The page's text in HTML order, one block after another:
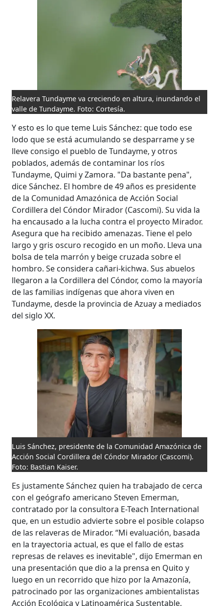
Relavera Tundayme va creciendo en altura, inundando el
valle de Tundayme. Foto: Cortesía.
Y esto es lo que teme Luis Sánchez: que todo ese
lodo que se está acumulando se desparrame y se
lleve consigo el pueblo de Tundayme, y otros
poblados, además de contaminar los ríos
Tundayme, Quimi y Zamora. "Da bastante pena",
dice Sánchez. El hombre de 49 años es presidente
de la Comunidad Amazónica de Acción Social
Cordillera del Cóndor Mirador (Cascomi). Su vida la
ha encausado a la lucha contra el proyecto Mirador.
Asegura que ha recibido amenazas. Tiene el pelo
largo y gris oscuro recogido en un moño. Lleva una
bolsa de tela marrón y beige cruzada sobre el
hombro. Se considera cañari-kichwa. Sus abuelos
llegaron a la Cordillera del Cóndor, como la mayoría
de las familias indígenas que ahora viven en
Tundayme, desde la provincia de Azuay a mediados
del siglo XX.
Luis Sánchez, presidente de la Comunidad Amazónica de
Acción Social Cordillera del Cóndor Mirador (Cascomi).
Foto: Bastian Kaiser.
Es justamente Sánchez quien ha trabajado de cerca
con el geógrafo americano Steven Emerman,
contratado por la consultora E-Teach International
que, en un estudio advierte sobre el posible colapso
de las relaveras de Mirador. “Mi evaluación, basada
en la trayectoria actual, es que el fallo de estas
represas de relaves es inevitable", dijo Emerman en
una presentación que dio a la prensa en Quito y
luego en un recorrido que hizo por la Amazonía,
patrocinado por las organizaciones ambientalistas
Acción Ecológica y Latinoamérica Sustentable.